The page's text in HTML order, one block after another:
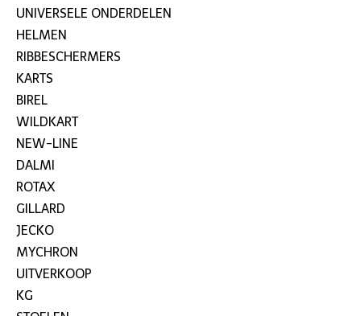
UNIVERSELE ONDERDELEN
HELMEN
RIBBESCHERMERS
KARTS
BIREL
WILDKART
NEW-LINE
DALMI
ROTAX
GILLARD
JECKO
MYCHRON
UITVERKOOP
KG